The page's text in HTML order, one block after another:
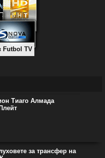
Futbol TV
Тиаго Алмада
за трансфер на